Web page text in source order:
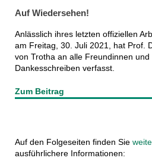
Auf Wiedersehen!
Anlässlich ihres letzten offiziellen
am Freitag, 30. Juli 2021, hat Prof.
von Trotha an alle Freundinnen
Dankesschreiben verfasst.
Zum Beitrag
Auf den Folgeseiten finden Sie
ausführlichere Informationen: